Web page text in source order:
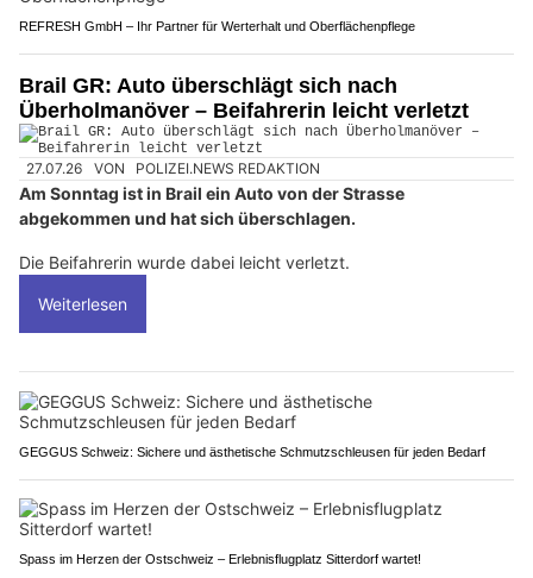
REFRESH GmbH – Ihr Partner für Werterhalt und Oberflächenpflege
Brail GR: Auto überschlägt sich nach
Überholmanöver – Beifahrerin leicht verletzt
27.07.26 VON POLIZEI.NEWS REDAKTION
Am Sonntag ist in Brail ein Auto von der Strasse
abgekommen und hat sich überschlagen.
Die Beifahrerin wurde dabei leicht verletzt.
Weiterlesen
GEGGUS Schweiz: Sichere und ästhetische Schmutzschleusen für jeden Bedarf
Spass im Herzen der Ostschweiz – Erlebnisflugplatz Sitterdorf wartet!